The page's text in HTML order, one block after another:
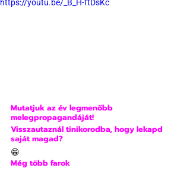
https://youtu.be/_B_H-ftDsKc
Mutatjuk az év legmenőbb
melegpropagandáját!
Visszautaznál tinikorodba, hogy lekapd
saját magad?
😁
Még több farok